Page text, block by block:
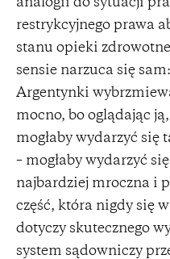
analogii do sytuacji
restrykcyjnego prawa
stanu opieki
sensie narzuca się
Argentynki
mocno, bo oglądając
mogłaby wydarzyć się
– mogłaby wydarzyć
najbardziej mroczna i
część, która nigdy się
dotyczy skutecznego
system sądowniczy